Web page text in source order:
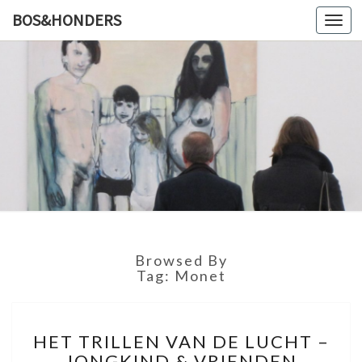
BOS&HONDERS
Kunstlog
Browsed By
Tag: Monet
E
HET TRILLEN VAN DE LUCHT –